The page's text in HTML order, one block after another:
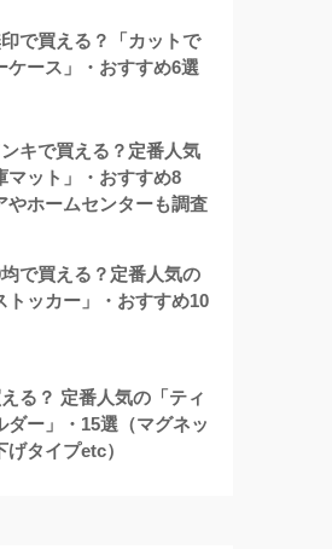
で買える？「カットで
ケース」・おすすめ6選
キで買える？定番人気
マット」・おすすめ8
やホームセンターも調査
で買える？定番人気の
トッカー」・おすすめ10
る？ 定番人気の「ティ
ダー」・15選（マグネッ
げタイプetc）